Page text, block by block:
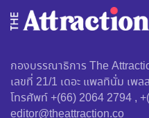
กองบรรณาธิการ The
เลขที่ 21/1 เดอะ แพลทินั่ม เพ
โทรศัพท์ +(66) 2064 2794 ,
editor@theattraction.co